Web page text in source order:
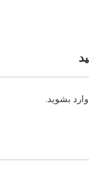
وارد بشوید